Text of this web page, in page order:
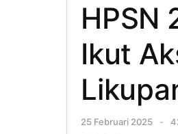
HPSN
Ikut
25 Februari 2025
oleh
-